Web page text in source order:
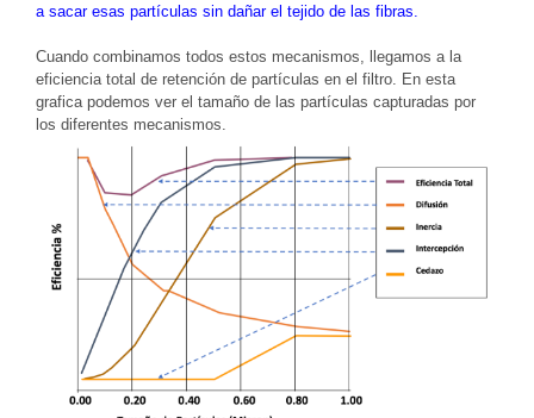
a sacar esas partículas sin dañar el tejido de las fibras.
Cuando combinamos todos estos mecanismos, llegamos a la
eficiencia total de retención de partículas en el filtro. En esta
grafica podemos ver el tamaño de las partículas capturadas por
los diferentes mecanismos.